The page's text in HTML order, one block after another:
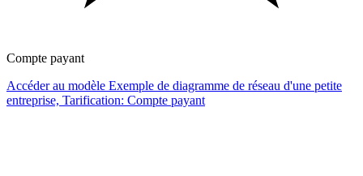
Compte payant
Accéder au modèle Exemple de diagramme de réseau d'une petite
entreprise, Tarification: Compte payant